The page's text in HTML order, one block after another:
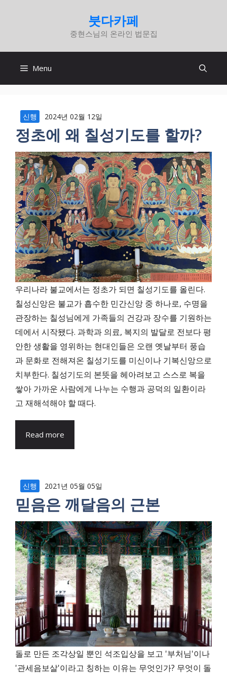
로
붓다카페
중현스님의 온라인 법문집
Menu
신행 2024년 02월 12일
정초에 왜 칠성기도를 할까?
우리나라 불교에서는 정초가 되면 칠성기도를 올린다.
칠성신앙은 불교가 흡수한 민간신앙 중 하나로, 수명을
관장하는 칠성님에게 가족들의 건강과 장수를 기원하는
데에서 시작됐다. 과학과 의료, 복지의 발달로 전보다 평
안한 생활을 영위하는 현대인들은 오랜 옛날부터 풍습
과 문화로 전해져온 칠성기도를 미신이나 기복신앙으로
치부한다. 칠성기도의 본뜻을 헤아려보고 스스로 복을
쌓아 가까운 사람에게 나누는 수행과 공덕의 일환이라
고 재해석해야 할 때다.
Read more
신행 2021년 05월 05일
믿음은 깨달음의 근본
돌로 만든 조각상일 뿐인 석조입상을 보고 '부처님'이나
'관세음보살'이라고 칭하는 이유는 무엇인가? 무엇이 돌